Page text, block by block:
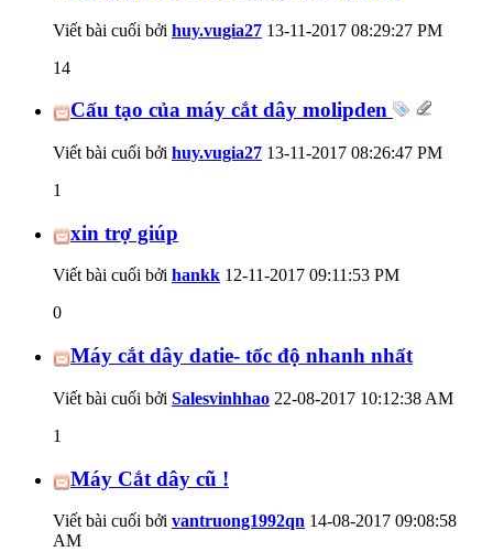
Viết bài cuối bởi huy.vugia27 13-11-2017 08:29:27 PM
14
Cấu tạo của máy cắt dây molipden
Viết bài cuối bởi huy.vugia27 13-11-2017 08:26:47 PM
1
xin trợ giúp
Viết bài cuối bởi hankk 12-11-2017 09:11:53 PM
0
Máy cắt dây datie- tốc độ nhanh nhất
Viết bài cuối bởi Salesvinhhao 22-08-2017 10:12:38 AM
1
Máy Cắt dây cũ !
Viết bài cuối bởi vantruong1992qn 14-08-2017 09:08:58
AM